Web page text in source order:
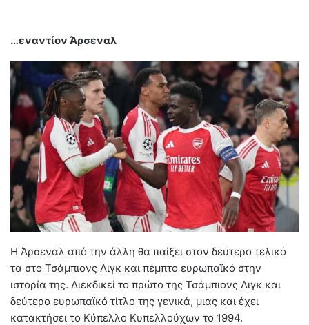
…εναντίον Άρσεναλ
Η Άρσεναλ από την άλλη θα παίξει στον δεύτερο τελικό
τα στο Τσάμπιονς Λιγκ και πέμπτο ευρωπαϊκό στην
ιστορία της. Διεκδικεί το πρώτο της Τσάμπιονς Λιγκ και
δεύτερο ευρωπαϊκό τίτλο της γενικά, μιας και έχει
κατακτήσει το Κύπελλο Κυπελλούχων το 1994.